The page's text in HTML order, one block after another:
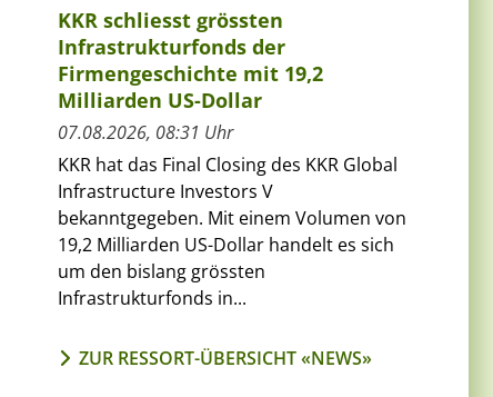
KKR schliesst grössten
Infrastrukturfonds der
Firmengeschichte mit 19,2
Milliarden US-Dollar
07.08.2026, 08:31 Uhr
KKR hat das Final Closing des KKR Global
Infrastructure Investors V
bekanntgegeben. Mit einem Volumen von
19,2 Milliarden US-Dollar handelt es sich
um den bislang grössten
Infrastrukturfonds in...
ZUR RESSORT-ÜBERSICHT «NEWS»